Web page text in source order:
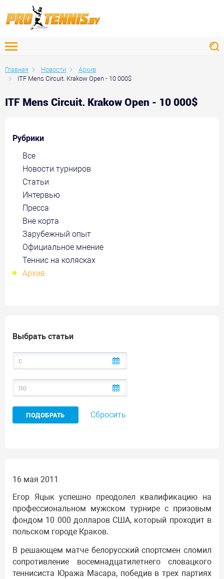
Главная Новости
Архив
ITF Mens Circuit. Krakow Open - 10 000$
ITF Mens Circuit. Krakow Open - 10 000$
Рубрики
Все
Новости турниров
Статьи
Интервью
Пресса
Вне корта
Зарубежный опыт
Официальное мнение
Теннис на колясках
Архив
Выбрать статьи
Сбросить
16 мая 2011
Егор Яцык успешно преодолел квалификацию на
профессиональном мужском турнире с призовым
фондом 10 000 долларов США, который проходит в
польском городе Краков.
В решающем матче белорусский спортсмен сломил
сопротивление восемнадцатилетнего словацкого
теннисиста Юража Масара, победив в трех партиях